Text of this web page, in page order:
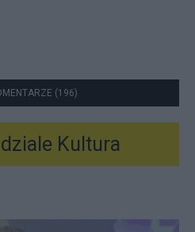
(196)
Kultura